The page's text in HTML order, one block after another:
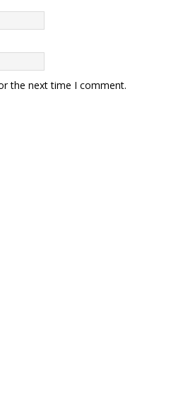
the next time I comment.